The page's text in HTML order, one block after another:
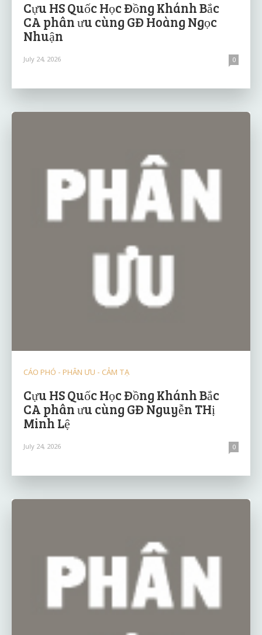
Cựu HS Quốc Học Đồng Khánh Bắc
CA phân ưu cùng GĐ Hoàng Ngọc
Nhuận
July 24, 2026 0
CÁO PHÓ - PHÂN ƯU - CẢM TẠ
Cựu HS Quốc Học Đồng Khánh Bắc
CA phân ưu cùng GĐ Nguyễn THị
Minh Lệ
July 24, 2026 0